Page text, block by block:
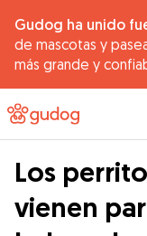
Gudog ha unido
de mascotas y
más grande y
Los
vienen